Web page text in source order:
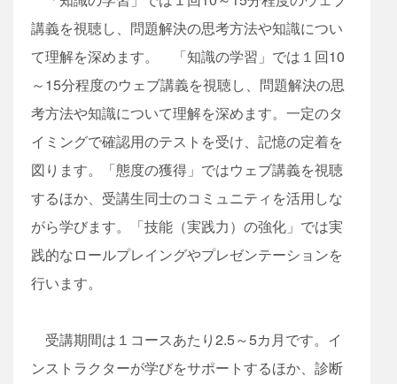
講義を視聴し、問題解決の思考方法や知識につい
て理解を深めます。 「知識の学習」では１回10
～15分程度のウェブ講義を視聴し、問題解決の思
考方法や知識について理解を深めます。一定のタ
イミングで確認用のテストを受け、記憶の定着を
図ります。「態度の獲得」ではウェブ講義を視聴
するほか、受講生同士のコミュニティを活用しな
がら学びます。「技能（実践力）の強化」では実
践的なロールプレイングやプレゼンテーションを
行います。
受講期間は１コースあたり2.5～5カ月です。イ
ンストラクターが学びをサポートするほか、診断